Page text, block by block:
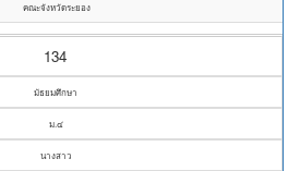
คณะจังหวัดระยอง
134
มัธยมศึกษา
ม.๔
นางสาว